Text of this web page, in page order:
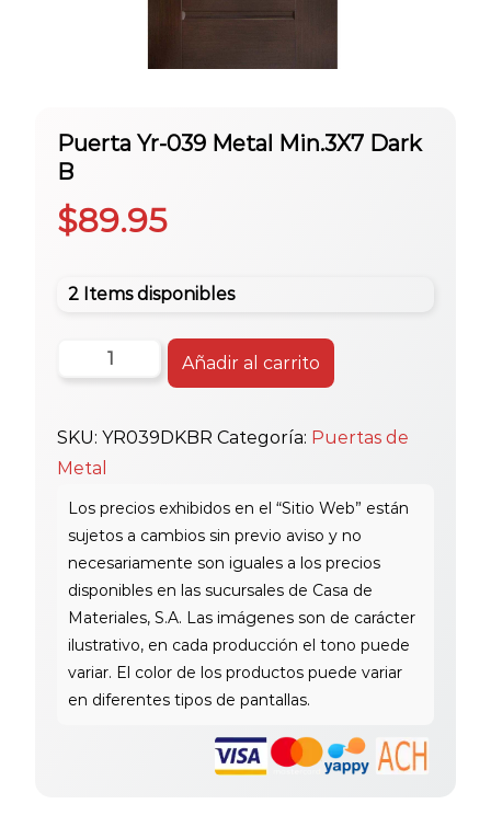
Puerta Yr-039 Metal Min.3X7 Dark
B
$89.95
2 Items disponibles
Puerta
Yr-
Metal
Min.3X7
Dark
B
cantidad
Añadir al carrito
SKU: YR039DKBR Categoría: Puertas de
Metal